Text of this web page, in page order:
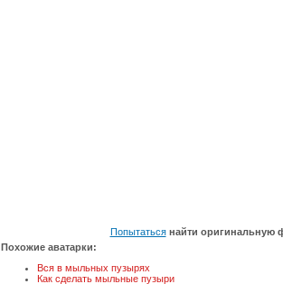
Попытаться найти оригинальную
Похожие аватарки:
Вся в мыльных пузырях
Как сделать мыльные пузыри